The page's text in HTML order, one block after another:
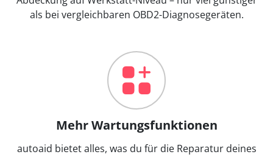
als bei vergleichbaren OBD2-Diagnosegeräten.
Mehr Wartungsfunktionen
autoaid bietet alles, was du für die Reparatur deines